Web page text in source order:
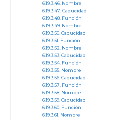
Nombre
Caducidad
Función
Nombre
Caducidad
Función
Nombre
Caducidad
Función
Nombre
Caducidad
Función
Nombre
Caducidad
Función
Nombre